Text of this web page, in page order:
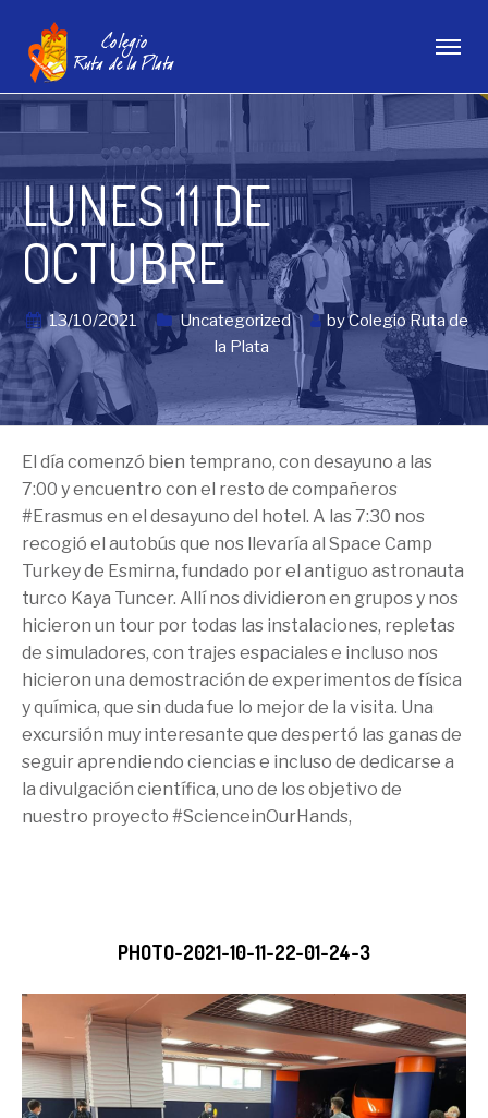
LUNES 11 DE
OCTUBRE
13/10/2021 Uncategorized byColegio Ruta de
la Plata
El día comenzó bien temprano, con desayuno a las
7:00 y encuentro con el resto de compañeros
#Erasmus en el desayuno del hotel. A las 7:30 nos
recogió el autobús que nos llevaría al Space Camp
Turkey de Esmirna, fundado por el antiguo astronauta
turco Kaya Tuncer. Allí nos dividieron en grupos y nos
hicieron un tour por todas las instalaciones, repletas
de simuladores, con trajes espaciales e incluso nos
hicieron una demostración de experimentos de física
y química, que sin duda fue lo mejor de la visita. Una
excursión muy interesante que despertó las ganas de
seguir aprendiendo ciencias e incluso de dedicarse a
la divulgación científica, uno de los objetivo de
nuestro proyecto #ScienceinOurHands,
PHOTO-2021-10-11-22-01-24-3